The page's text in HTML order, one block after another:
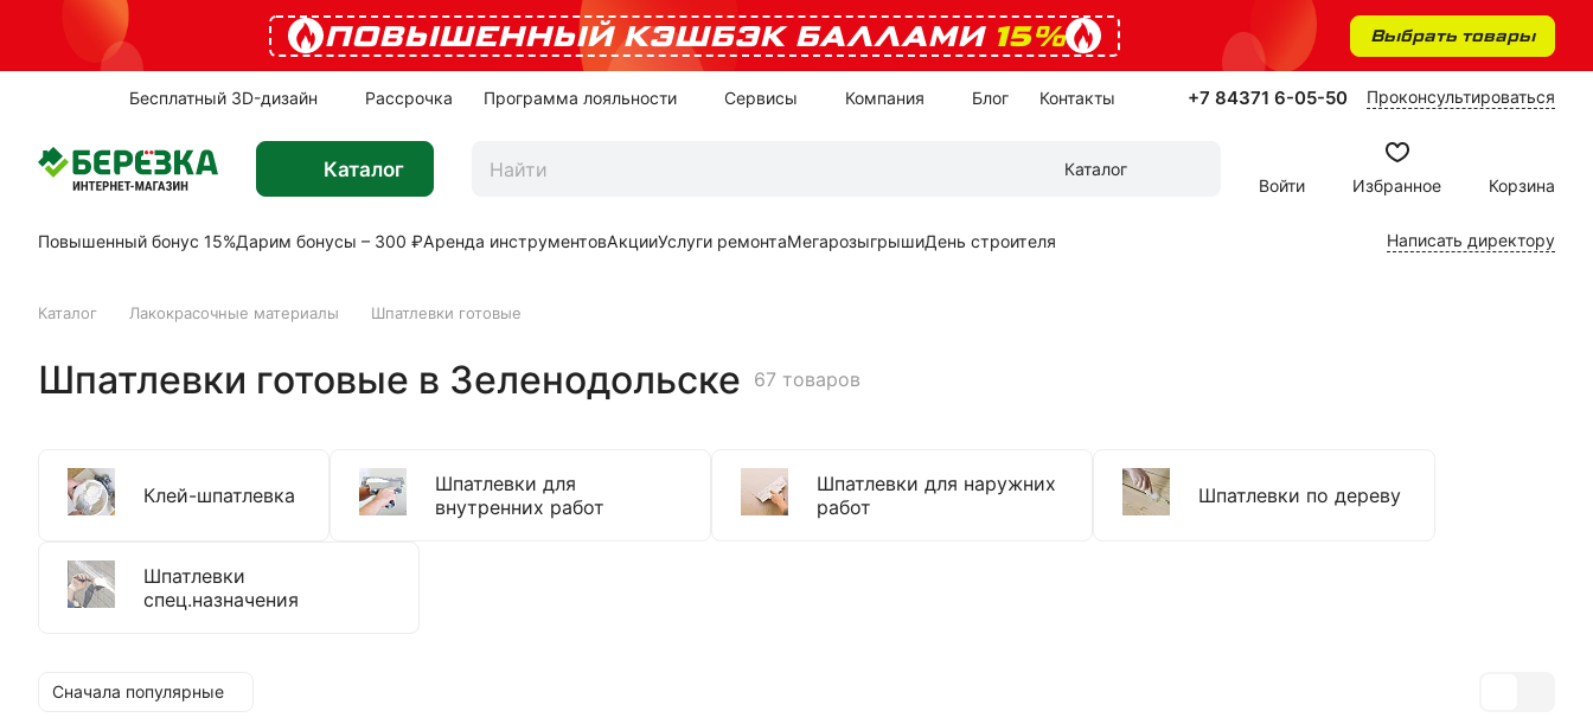
ПОВЫШЕННЫЙ КЭШБЭК БАЛЛАМИ 15% Выбрать товары
Бесплатный 3D-дизайн Рассрочка Программа лояльности Сервисы Компания Блог Контакты +7 84371 6-05-50 Проконсультироваться
Каталог
Каталог
Войти
Избранное Корзина
Повышенный бонус 15%Дарим бонусы – 300 ₽Аренда инструментовАкцииУслуги ремонтаМегарозыгрышиДень строителя Написать директору
Каталог Лакокрасочные материалы Шпатлевки готовые
Шпатлевки готовые в Зеленодольске 67 товаров
Клей-шпатлевка
Шпатлевки для
внутренних работ
Шпатлевки для наружних
работ
Шпатлевки по дереву
Шпатлевки
спец.назначения
Сначала популярные